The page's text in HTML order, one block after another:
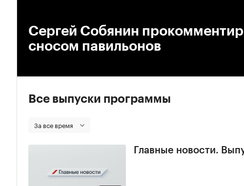
Сергей Собянин
сносом павильонов
Все выпуски программы
За все время
Главные новости.